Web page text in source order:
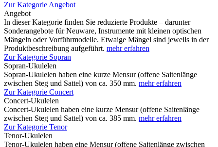
Zur Kategorie Angebot
Angebot
In dieser Kategorie finden Sie reduzierte Produkte – darunter
Sonderangebote für Neuware, Instrumente mit kleinen optischen
Mängeln oder Vorführmodelle. Etwaige Mängel sind jeweils in der
Produktbeschreibung aufgeführt. mehr erfahren
Zur Kategorie Sopran
Sopran-Ukulelen
Sopran-Ukulelen haben eine kurze Mensur (offene Saitenlänge
zwischen Steg und Sattel) von ca. 350 mm. mehr erfahren
Zur Kategorie Concert
Concert-Ukulelen
Concert-Ukulelen haben eine kurze Mensur (offene Saitenlänge
zwischen Steg und Sattel) von ca. 385 mm. mehr erfahren
Zur Kategorie Tenor
Tenor-Ukulelen
Tenor-Ukulelen haben eine Mensur (offene Saitenlänge zwischen